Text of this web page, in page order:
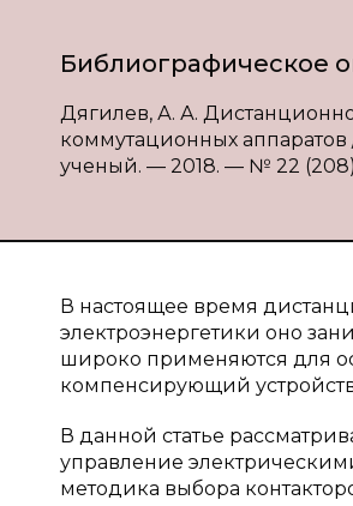
Библиографическое
Дягилев, А. А.
коммутационных
ученый. — 2018. — № 22
В настоящее время
электроэнергетики оно
широко применяются для
компенсирующий
В данной статье
управление
методика выбора